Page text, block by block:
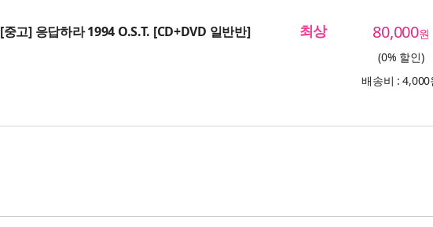
[중고] 응답하라 1994 O.S.T. [CD+DVD 일반반] 최상 80,000원
(0% 할인)
배송비 : 4,000